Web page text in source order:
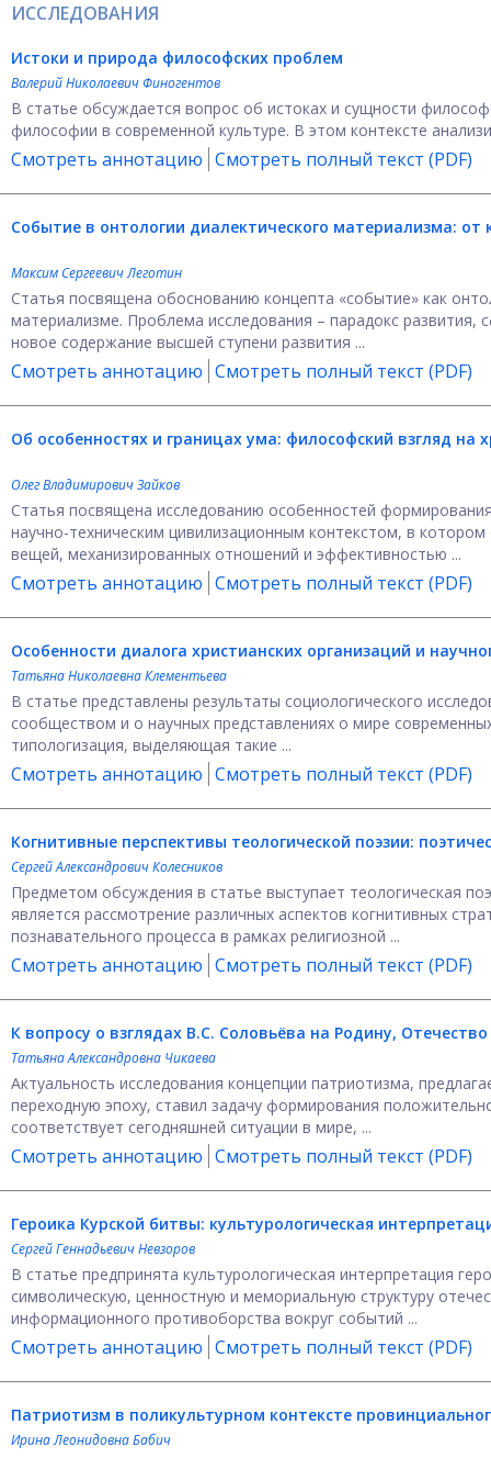
ИССЛЕДОВАНИЯ
Истоки и природа философских проблем
Валерий Николаевич Финогентов
В статье обсуждается вопрос об истоках и сущности
философии в современной культуре. В этом контексте
Смотреть аннотацию Смотреть полный текст (PDF)
Событие в онтологии диалектического материализма:
Максим Сергеевич Леготин
Статья посвящена обоснованию концепта «событие» как
материализме. Проблема исследования – парадокс
новое содержание высшей ступени развития ...
Смотреть аннотацию Смотреть полный текст (PDF)
Об особенностях и границах ума: философский взгляд на
Олег Владимирович Зайков
Статья посвящена исследованию особенностей
научно-техническим цивилизационным контекстом, в
вещей, механизированных отношений и эффективностью ...
Смотреть аннотацию Смотреть полный текст (PDF)
Особенности диалога христианских организаций и
Татьяна Николаевна Клементьева
В статье представлены результаты социологического
сообществом и о научных представлениях о мире
типологизация, выделяющая такие ...
Смотреть аннотацию Смотреть полный текст (PDF)
Когнитивные перспективы теологической поэзии:
Сергей Александрович Колесников
Предметом обсуждения в статье выступает теологическая
является рассмотрение различных аспектов когнитивных
познавательного процесса в рамках религиозной ...
Смотреть аннотацию Смотреть полный текст (PDF)
К вопросу о взглядах В.С. Соловьёва на Родину,
Татьяна Александровна Чикаева
Актуальность исследования концепции патриотизма,
переходную эпоху, ставил задачу формирования
соответствует сегодняшней ситуации в мире, ...
Смотреть аннотацию Смотреть полный текст (PDF)
Героика Курской битвы: культурологическая
Сергей Геннадьевич Невзоров
В статье предпринята культурологическая интерпретация
символическую, ценностную и мемориальную структуру
информационного противоборства вокруг событий ...
Смотреть аннотацию Смотреть полный текст (PDF)
Патриотизм в поликультурном контексте
Ирина Леонидовна Бабич